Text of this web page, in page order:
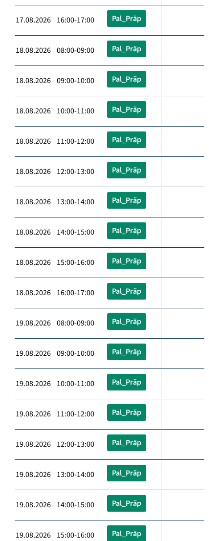
17.08.2026 16:00-17:00 Pal_Präp
18.08.2026 08:00-09:00 Pal_Präp
18.08.2026 09:00-10:00 Pal_Präp
18.08.2026 10:00-11:00 Pal_Präp
18.08.2026 11:00-12:00 Pal_Präp
18.08.2026 12:00-13:00 Pal_Präp
18.08.2026 13:00-14:00 Pal_Präp
18.08.2026 14:00-15:00 Pal_Präp
18.08.2026 15:00-16:00 Pal_Präp
18.08.2026 16:00-17:00 Pal_Präp
19.08.2026 08:00-09:00 Pal_Präp
19.08.2026 09:00-10:00 Pal_Präp
19.08.2026 10:00-11:00 Pal_Präp
19.08.2026 11:00-12:00 Pal_Präp
19.08.2026 12:00-13:00 Pal_Präp
19.08.2026 13:00-14:00 Pal_Präp
19.08.2026 14:00-15:00 Pal_Präp
19.08.2026 15:00-16:00 Pal_Präp